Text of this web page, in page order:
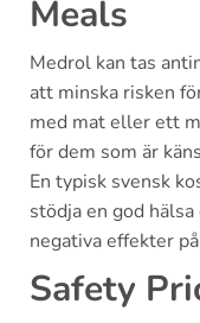
Meals
Medrol kan tas
att minska risken
med mat eller ett
för dem som är
En typisk svensk
stödja en god
negativa effekter
Safety